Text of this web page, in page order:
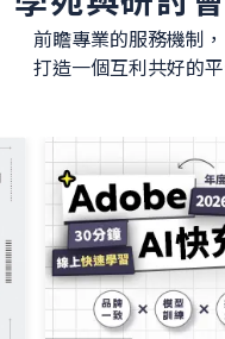
前瞻專業的服務機制，
打造一個互利共好的